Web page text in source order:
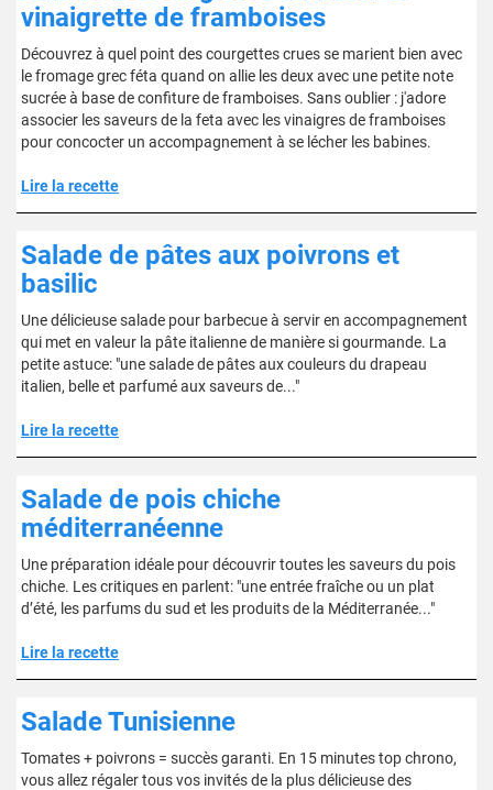
vinaigrette de framboises
Découvrez à quel point des courgettes crues se marient bien avec
le fromage grec féta quand on allie les deux avec une petite note
sucrée à base de confiture de framboises. Sans oublier : j'adore
associer les saveurs de la feta avec les vinaigres de framboises
pour concocter un accompagnement à se lécher les babines.
Lire la recette
Salade de pâtes aux poivrons et
basilic
Une délicieuse salade pour barbecue à servir en accompagnement
qui met en valeur la pâte italienne de manière si gourmande. La
petite astuce: "une salade de pâtes aux couleurs du drapeau
italien, belle et parfumé aux saveurs de..."
Lire la recette
Salade de pois chiche
méditerranéenne
Une préparation idéale pour découvrir toutes les saveurs du pois
chiche. Les critiques en parlent: "une entrée fraîche ou un plat
d’été, les parfums du sud et les produits de la Méditerranée..."
Lire la recette
Salade Tunisienne
Tomates + poivrons = succès garanti. En 15 minutes top chrono,
vous allez régaler tous vos invités de la plus délicieuse des